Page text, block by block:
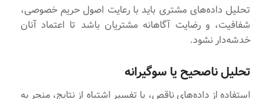
تحلیل داده‌های مشتری باید با رعایت اصول حریم خصوصی،
شفافیت، و رضایت آگاهانه مشتریان باشد تا اعتماد آنان
خدشه‌دار نشود.
تحلیل ناصحیح یا سوگیرانه
استفاده از داده‌های ناقص، یا تفسیر اشتباه از نتایج، منجر به